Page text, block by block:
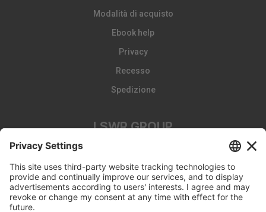
Modalità di acquisto
Ebook help
Privacy
Recesso
Spedizione
LSWR GROUP
Edizioni EDRA
Edizioni LSWR